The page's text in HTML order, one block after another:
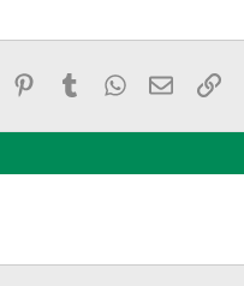
PinterestTumblr WhatsApp
E-Mail